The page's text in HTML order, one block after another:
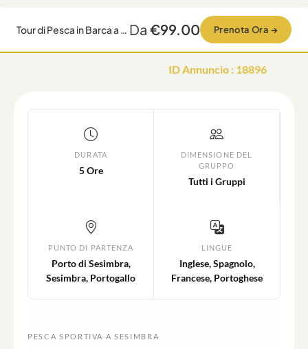
Tour di Pesca in Barca a Sesimbra – Cattura Orate e Pagelli Da €99.00 Prenota Ora →
ID Annuncio : 18896
DURATA
5 Ore
DIMENSIONE DEL
GRUPPO
Tutti i Gruppi
PUNTO DI PARTENZA
Porto di Sesimbra,
Sesimbra, Portogallo
LINGUE
Inglese, Spagnolo,
Francese, Portoghese
PESCA SPORTIVA A SESIMBRA